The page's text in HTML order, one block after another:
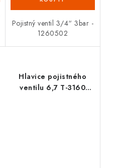
Pojistný ventil 3/4“ 3bar -
1260502
Hlavice pojistného
ventilu 6,7 T-3160